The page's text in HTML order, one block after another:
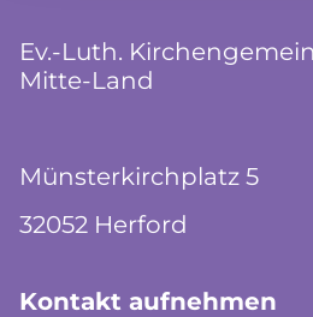
Ev.-Luth.
Mitte-Land
Münsterkirchplatz 5
32052 Herford
Kontakt aufnehmen